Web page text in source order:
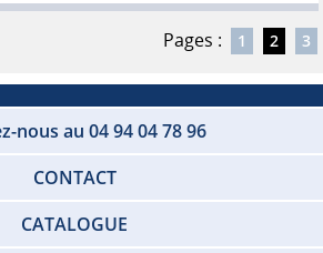
Pages : 1 2 3
nous au 04 94 04 78 96
CONTACT
CATALOGUE